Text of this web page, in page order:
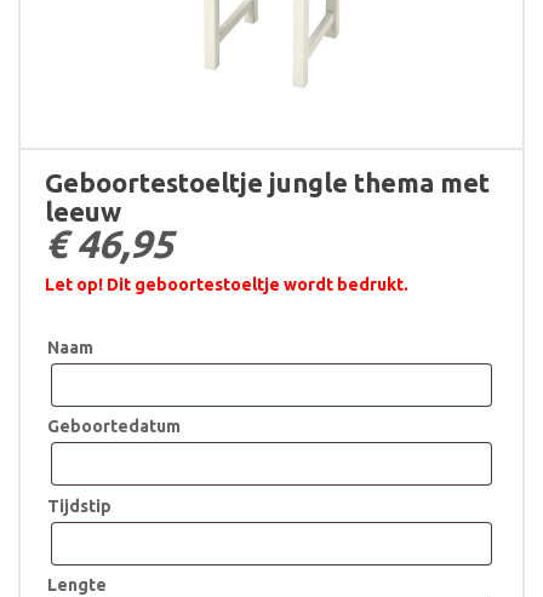
Geboortestoeltje jungle thema met
leeuw
€46,95
Let op! Dit geboortestoeltje wordt bedrukt.
Naam
Geboortedatum
Tijdstip
Lengte